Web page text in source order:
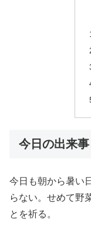
今日の出来事
今日も朝から暑い
らない。せめて野
とを祈る。